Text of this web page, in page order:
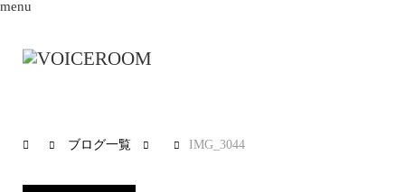
menu
ブログ一覧 IMG_3044